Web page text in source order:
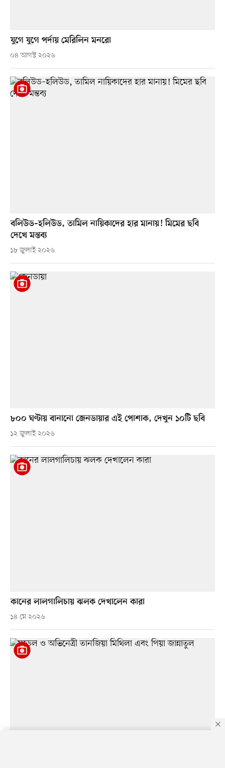
যুগে যুগে পর্দায় মেরিলিন মনরো
০৪ আগস্ট ২০২৬
বলিউড–হলিউড, তামিল নায়িকাদের হার মানায়! মিমের ছবি
দেখে মন্তব্য
১৮ জুলাই ২০২৬
৮০০ ঘণ্টায় বানানো জেনডায়ার এই পোশাক, দেখুন ১০টি ছবি
১২ জুলাই ২০২৬
কানের লালগালিচায় ঝলক দেখালেন কারা
১৪ মে ২০২৬